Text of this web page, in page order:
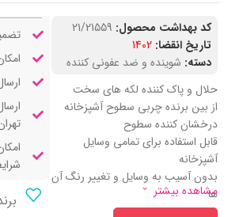
کد بهداشت محصول: 21/21559
تاریخ انقضا: 1402
دسته: شوینده و ضد عفونی کننده
حلال و پاک کننده لکه های سخت
از بین برنده چربی سطوح آشپزخانه
درخشان کننده سطوح
قابل استفاده برای تمامی وسایل
آشپزخانه
بدون آسیب به وسایل و تغییر رنگ آن
ها
مشاهده بیشتر